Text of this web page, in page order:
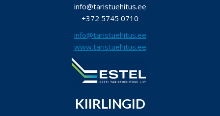
info@taristuehitus.ee
+372 5745 0710
info@taristuehitus.ee
www.taristuehitus.ee
KIIRLINGID